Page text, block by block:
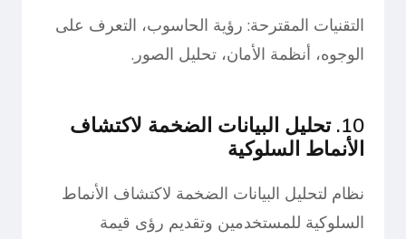
التقنيات المقترحة: رؤية الحاسوب، التعرف على
الوجوه، أنظمة الأمان، تحليل الصور.
10. تحليل البيانات الضخمة لاكتشاف
الأنماط السلوكية
نظام لتحليل البيانات الضخمة لاكتشاف الأنماط
السلوكية للمستخدمين وتقديم رؤى قيمة